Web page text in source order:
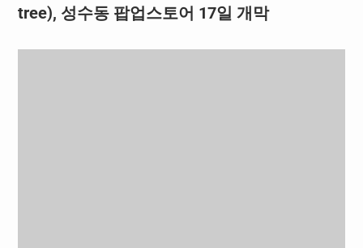
tree), 성수동 팝업스토어 17일 개막